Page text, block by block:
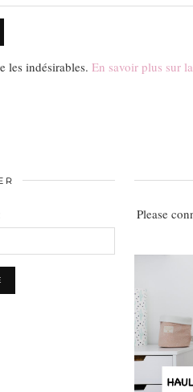
les indésirables. En savoir plus sur
Please